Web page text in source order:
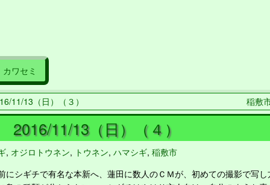
カワセミ
11/13（日）（３） 稲敷
11/13（日）（４）
, オジロトウネン, トウネン, ハマシギ, 稲敷市
シギチで有名な本新へ、蓮田に数人のＣＭが、初めての撮影で写し